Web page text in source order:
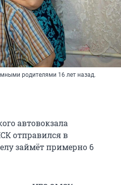
родителями 16 лет назад.
автовокзала
отправился в
займёт примерно 6